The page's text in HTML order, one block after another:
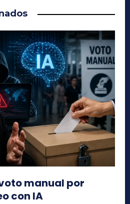
manual por
con IA